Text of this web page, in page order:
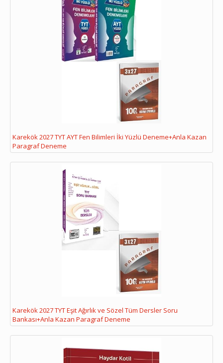
Karekök 2027 TYT AYT Fen Bilimleri İki Yüzlü Deneme+Anla Kazan
Paragraf Deneme
Karekök 2027 TYT Eşit Ağırlık ve Sözel Tüm Dersler Soru
Bankası+Anla Kazan Paragraf Deneme